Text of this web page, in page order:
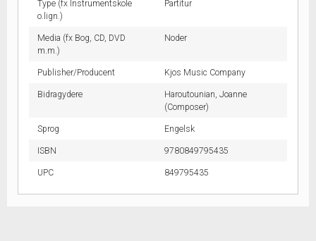
Type (fx Instrumentskole
o.lign.)
Partitur
Media (fx Bog, CD, DVD
m.m.)
Noder
Publisher/Producent Kjos Music Company
Bidragydere
Haroutounian, Joanne
(Composer)
Sprog Engelsk
ISBN 9780849795435
UPC 849795435